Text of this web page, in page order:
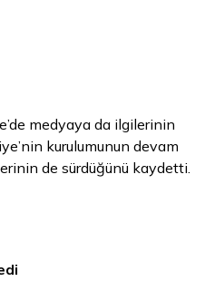
medyaya da ilgilerinin
kurulumunun devam
de sürdüğünü kaydetti.